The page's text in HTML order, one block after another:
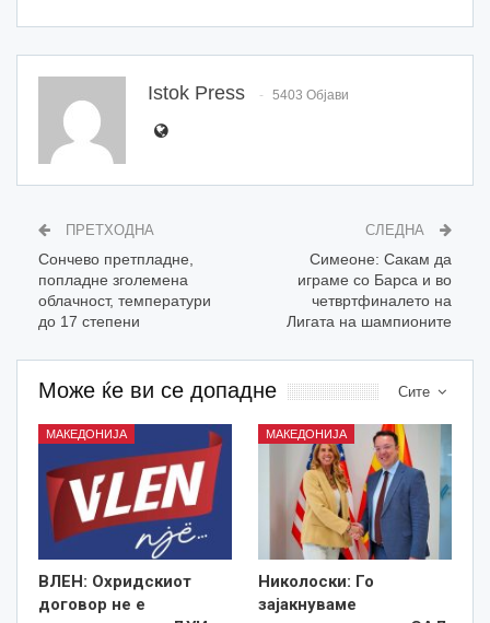
Istok Press 5403 Објави
ПРЕТХОДНА
Сончево претпладне,
попладне зголемена
облачност, температури
до 17 степени
СЛЕДНА
Симеоне: Сакам да
играме со Барса и во
четвртфиналето на
Лигата на шампионите
Сите
Може ќе ви се допадне
МАКЕДОНИЈА
ВЛЕН: Охридскиот
договор не е
МАКЕДОНИЈА
Николоски: Го
зајакнуваме